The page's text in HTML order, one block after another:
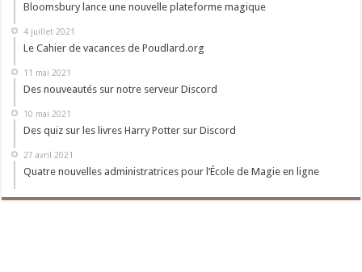
Bloomsbury lance une nouvelle plateforme magique
4 juillet 2021
Le Cahier de vacances de Poudlard.org
11 mai 2021
Des nouveautés sur notre serveur Discord
10 mai 2021
Des quiz sur les livres Harry Potter sur Discord
27 avril 2021
Quatre nouvelles administratrices pour l’École de Magie en ligne